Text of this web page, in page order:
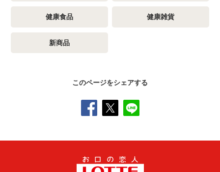
健康食品 健康雑貨
新商品
このページをシェアする